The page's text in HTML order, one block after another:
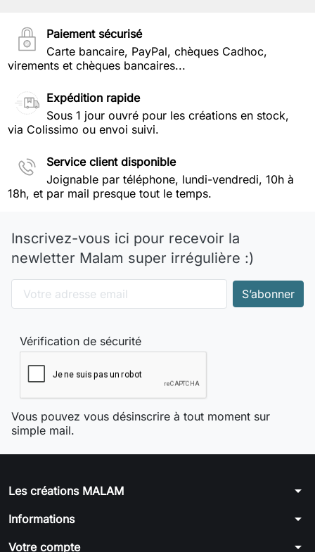
Paiement sécurisé
Carte bancaire, PayPal, chèques Cadhoc,
virements et chèques bancaires...
Expédition rapide
Sous 1 jour ouvré pour les créations en stock,
via Colissimo ou envoi suivi.
Service client disponible
Joignable par téléphone, lundi-vendredi, 10h à
18h, et par mail presque tout le temps.
Inscrivez-vous ici pour recevoir la
newletter Malam super irrégulière :)
Vérification de sécurité
Vous pouvez vous désinscrire à tout moment sur
simple mail.
Les créations MALAM arrow_drop_down
Informations arrow_drop_down
Votre compte arrow_drop_down